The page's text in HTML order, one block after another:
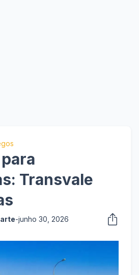
Transvale
-junho 30, 2026